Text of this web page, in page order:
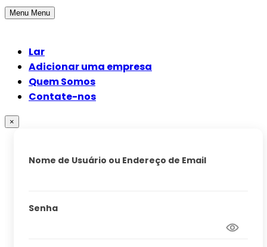
Menu Menu
Lar
Adicionar uma empresa
Quem Somos
Contate-nos
×
Nome de Usuário ou Endereço de Email
Senha